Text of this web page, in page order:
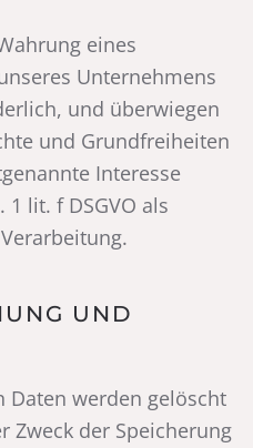
eines
Unternehmens
und überwiegen
und Grundfreiheiten
Interesse
lit. f DSGVO als
UND
Daten werden gelöscht
Zweck der Speicherung